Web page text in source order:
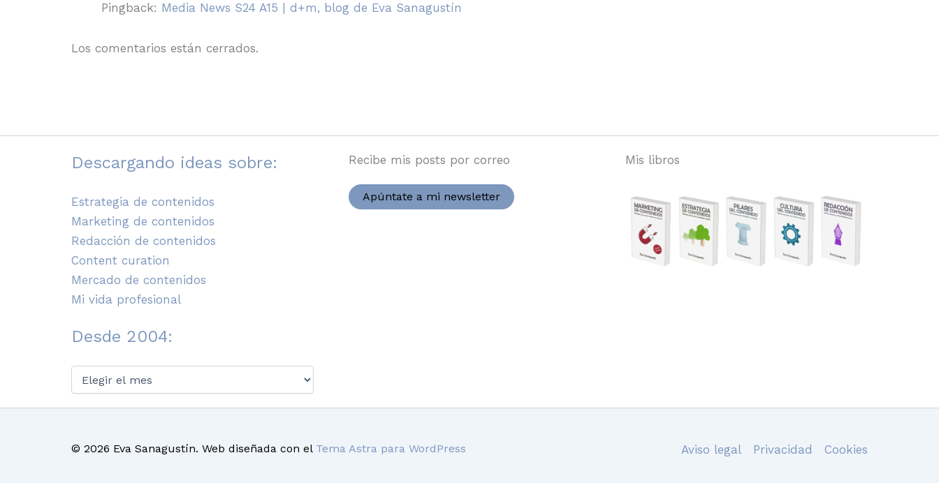
Pingback: Media News S24 A15 | d+m, blog de Eva Sanagustín
Los comentarios están cerrados.
Descargando ideas sobre:
Estrategia de contenidos
Marketing de contenidos
Redacción de contenidos
Content curation
Mercado de contenidos
Mi vida profesional
Desde 2004:
2004:
Recibe mis posts por correo
Apúntate a mi newsletter
Mis libros
© 2026 Eva Sanagustín. Web diseñada con el Tema Astra para WordPress Aviso legal Privacidad Cookies